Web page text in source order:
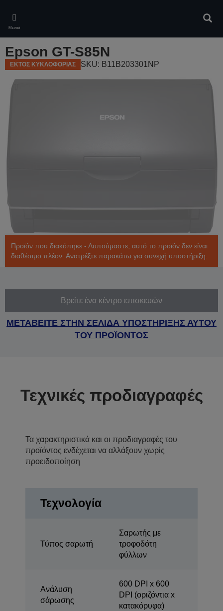
main
content
Μενού
Epson GT-S85N
ΕΚΤΟΣ ΚΥΚΛΟΦΟΡΙΑΣ SKU: B11B203301NP
Προϊόν που διακόπηκε - Λυπούμαστε, αυτό το προϊόν δεν είναι
διαθέσιμο πλέον. Ανατρέξτε παρακάτω για συνεχή υποστήριξη.
Βρείτε ένα κέντρο επισκευών
ΜΕΤΑΒΕΙΤΕ ΣΤΗΝ ΣΕΛΙΔΑ ΥΠΟΣΤΗΡΙΞΗΣ ΑΥΤΟΥ
ΤΟΥ ΠΡΟΪΟΝΤΟΣ
Τεχνικές προδιαγραφές
Τα χαρακτηριστικά και οι προδιαγραφές του
προϊόντος ενδέχεται να αλλάξουν χωρίς
προειδοποίηση
Τεχνολογία
Τύπος σαρωτή
Σαρωτής με
τροφοδότη
φύλλων
Ανάλυση
σάρωσης
600 DPI x 600
DPI (οριζόντια x
κατακόρυφα)